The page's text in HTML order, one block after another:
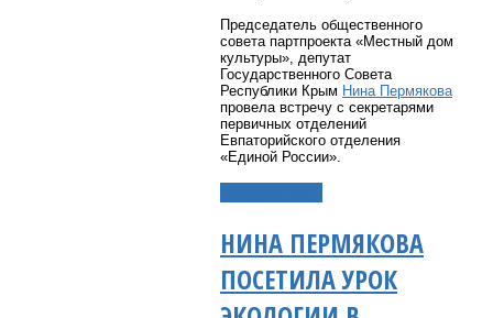
Председатель общественного
совета партпроекта «Местный дом
культуры», депутат
Государственного Совета
Республики Крым Нина Пермякова
провела встречу с секретарями
первичных отделений
Евпаторийского отделения
«Единой России».
НИНА ПЕРМЯКОВА
ПОСЕТИЛА УРОК